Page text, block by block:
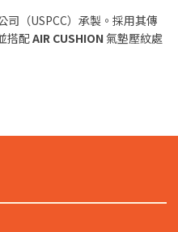
司（USPCC）承製。採用其傳
搭配AIR CUSHION 氣墊壓紋處